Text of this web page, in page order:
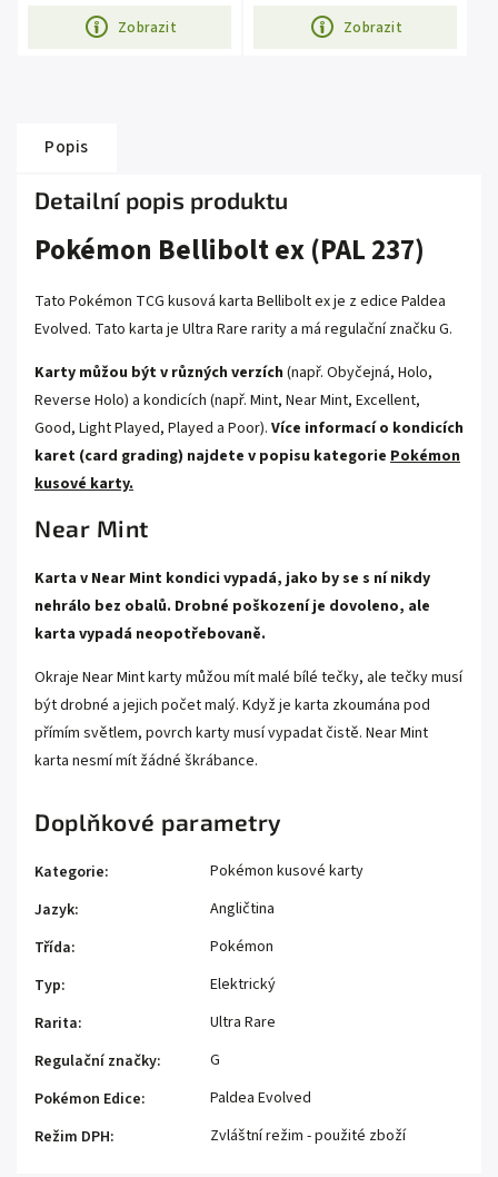
Zobrazit Zobrazit
Popis
Detailní popis produktu
Pokémon Bellibolt ex (PAL 237)
Tato Pokémon TCG kusová karta Bellibolt ex je z edice Paldea
Evolved. Tato karta je Ultra Rare rarity a má regulační značku G.
Karty můžou být v různých verzích (např. Obyčejná, Holo,
Reverse Holo) a kondicích (např. Mint, Near Mint, Excellent,
Good, Light Played, Played a Poor). Více informací o kondicích
karet (card grading) najdete v popisu kategorie Pokémon
kusové karty.
Near Mint
Karta v Near Mint kondici vypadá, jako by se s ní nikdy
nehrálo bez obalů. Drobné poškození je dovoleno, ale
karta vypadá neopotřebovaně.
Okraje Near Mint karty můžou mít malé bílé tečky, ale tečky musí
být drobné a jejich počet malý. Když je karta zkoumána pod
přímím světlem, povrch karty musí vypadat čistě. Near Mint
karta nesmí mít žádné škrábance.
Doplňkové parametry
Kategorie:
Pokémon kusové karty
Jazyk:
Angličtina
Třída:
Pokémon
Typ:
Elektrický
Rarita:
Ultra Rare
Regulační značky:
G
Pokémon Edice:
Paldea Evolved
Režim DPH: Zvláštní režim - použité zboží